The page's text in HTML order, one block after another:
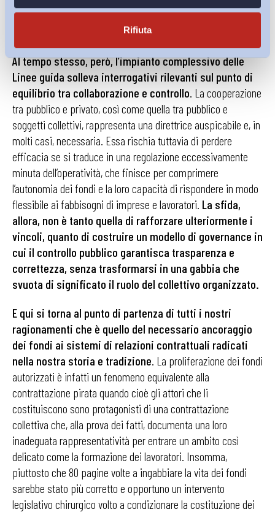
Rifiuta
lavoratori nei contratti collettivi tra vecchi e nuovi modelli, inil
, 2023, pp. 247, ss.).
Al tempo stesso, però, l’impianto complessivo delle
Linee guida solleva interrogativi rilevanti sul punto di
equilibrio tra collaborazione e controllo. La cooperazione
tra pubblico e privato, così come quella tra pubblico e
soggetti collettivi, rappresenta una direttrice auspicabile e, in
molti casi, necessaria. Essa rischia tuttavia di perdere
efficacia se si traduce in una regolazione eccessivamente
minuta dell’operatività, che finisce per comprimere
l’autonomia dei fondi e la loro capacità di rispondere in modo
flessibile ai fabbisogni di imprese e lavoratori. La sfida,
allora, non è tanto quella di rafforzare ulteriormente i
vincoli, quanto di costruire un modello di governance in
cui il controllo pubblico garantisca trasparenza e
correttezza, senza trasformarsi in una gabbia che
svuota di significato il ruolo del collettivo organizzato.
E qui si torna al punto di partenza di tutti i nostri
ragionamenti che è quello del necessario ancoraggio
dei fondi ai sistemi di relazioni contrattuali radicati
nella nostra storia e tradizione. La proliferazione dei fondi
autorizzati è infatti un fenomeno equivalente alla
contrattazione pirata quando cioè gli attori che li
costituiscono sono protagonisti di una contrattazione
collettiva che, alla prova dei fatti, documenta una loro
inadeguata rappresentatività per entrare un ambito così
delicato come la formazione dei lavoratori. Insomma,
piuttosto che 80 pagine volte a ingabbiare la vita dei fondi
sarebbe stato più corretto e opportuno un intervento
legislativo chirurgico volto a condizionare la costituzione dei